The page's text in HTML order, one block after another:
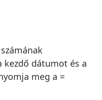
kezdő dátumot és a
meg a =